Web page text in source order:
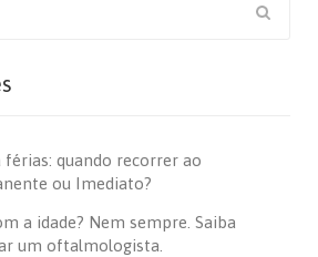
férias: quando recorrer ao
ou Imediato?
a idade? Nem sempre. Saiba
um oftalmologista.